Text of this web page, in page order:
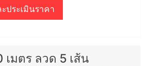
ประเมินราคา
เมตร ลวด 5 เส้น